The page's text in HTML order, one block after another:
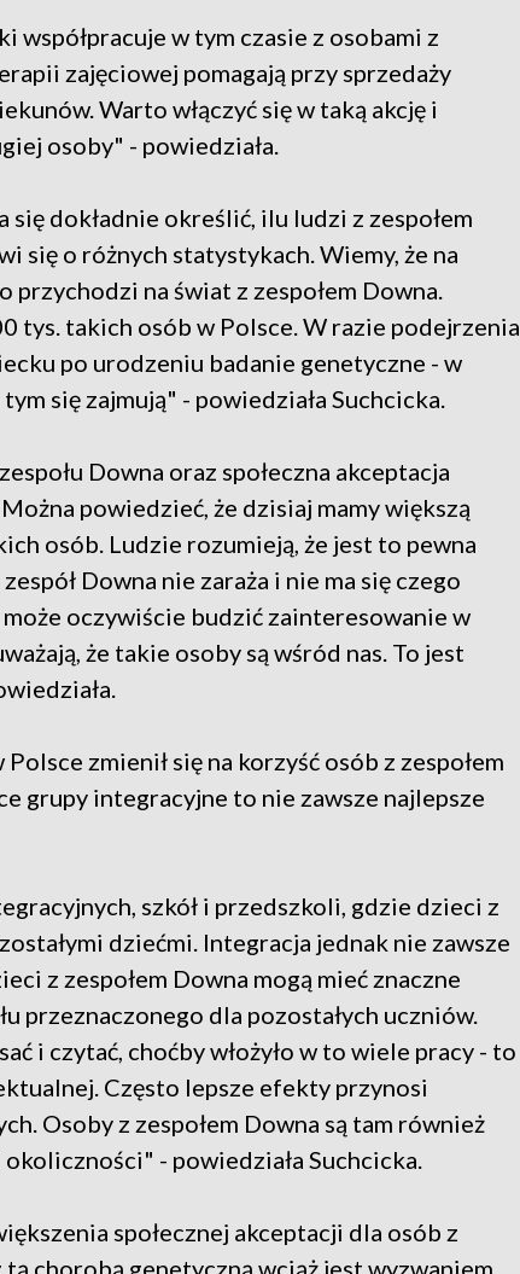
w tym czasie z osobami z
zajęciowej pomagają przy sprzedaży
Warto włączyć się w taką akcję i
osoby" - powiedziała.
się dokładnie określić, ilu ludzi z zespołem
się o różnych statystykach. Wiemy, że na
przychodzi na świat z zespołem Downa.
tys. takich osób w Polsce. W razie podejrzenia
po urodzeniu badanie genetyczne - w
się zajmują" - powiedziała Suchcicka.
Downa oraz społeczna akceptacja
powiedzieć, że dzisiaj mamy większą
osób. Ludzie rozumieją, że jest to pewna
Downa nie zaraża i nie ma się czego
może oczywiście budzić zainteresowanie w
że takie osoby są wśród nas. To jest
zmienił się na korzyść osób z zespołem
grupy integracyjne to nie zawsze najlepsze
szkół i przedszkoli, gdzie dzieci z
dziećmi. Integracja jednak nie zawsze
z zespołem Downa mogą mieć znaczne
przeznaczonego dla pozostałych uczniów.
i czytać, choćby włożyło w to wiele pracy - to
Często lepsze efekty przynosi
Osoby z zespołem Downa są tam również
- powiedziała Suchcicka.
społecznej akceptacji dla osób z